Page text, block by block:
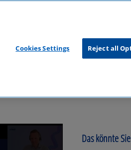
Das könnte
Cookies Settings Reject all